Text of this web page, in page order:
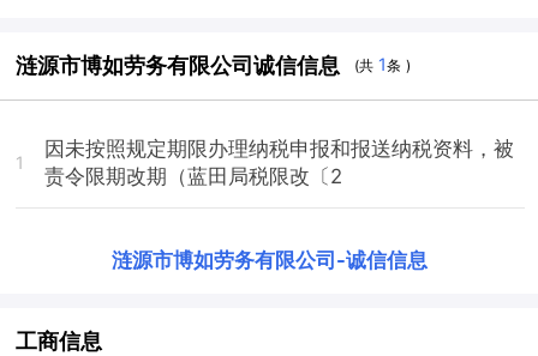
涟源市博如劳务有限公司诚信信息 (共 1条 )
1
因未按照规定期限办理纳税申报和报送纳税资料，被
责令限期改期（蓝田局税限改〔2
涟源市博如劳务有限公司 -诚信信息
工商信息